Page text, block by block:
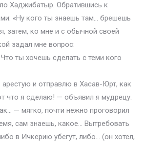
Хаджибатыр. Обратившись к
«Ну кого ты знаешь там… брешешь
затем, ко мне и с обычной своей
задал мне вопрос:
ты хочешь сделать с теми кого
и отправлю в Хасав-Юрт, как
что я сделаю! — объявил я мудрецу.
— мягко, почти нежно проговорил
сам знаешь, какое… Вытребовать
в Ичкерию убегут, либо… (он хотел,